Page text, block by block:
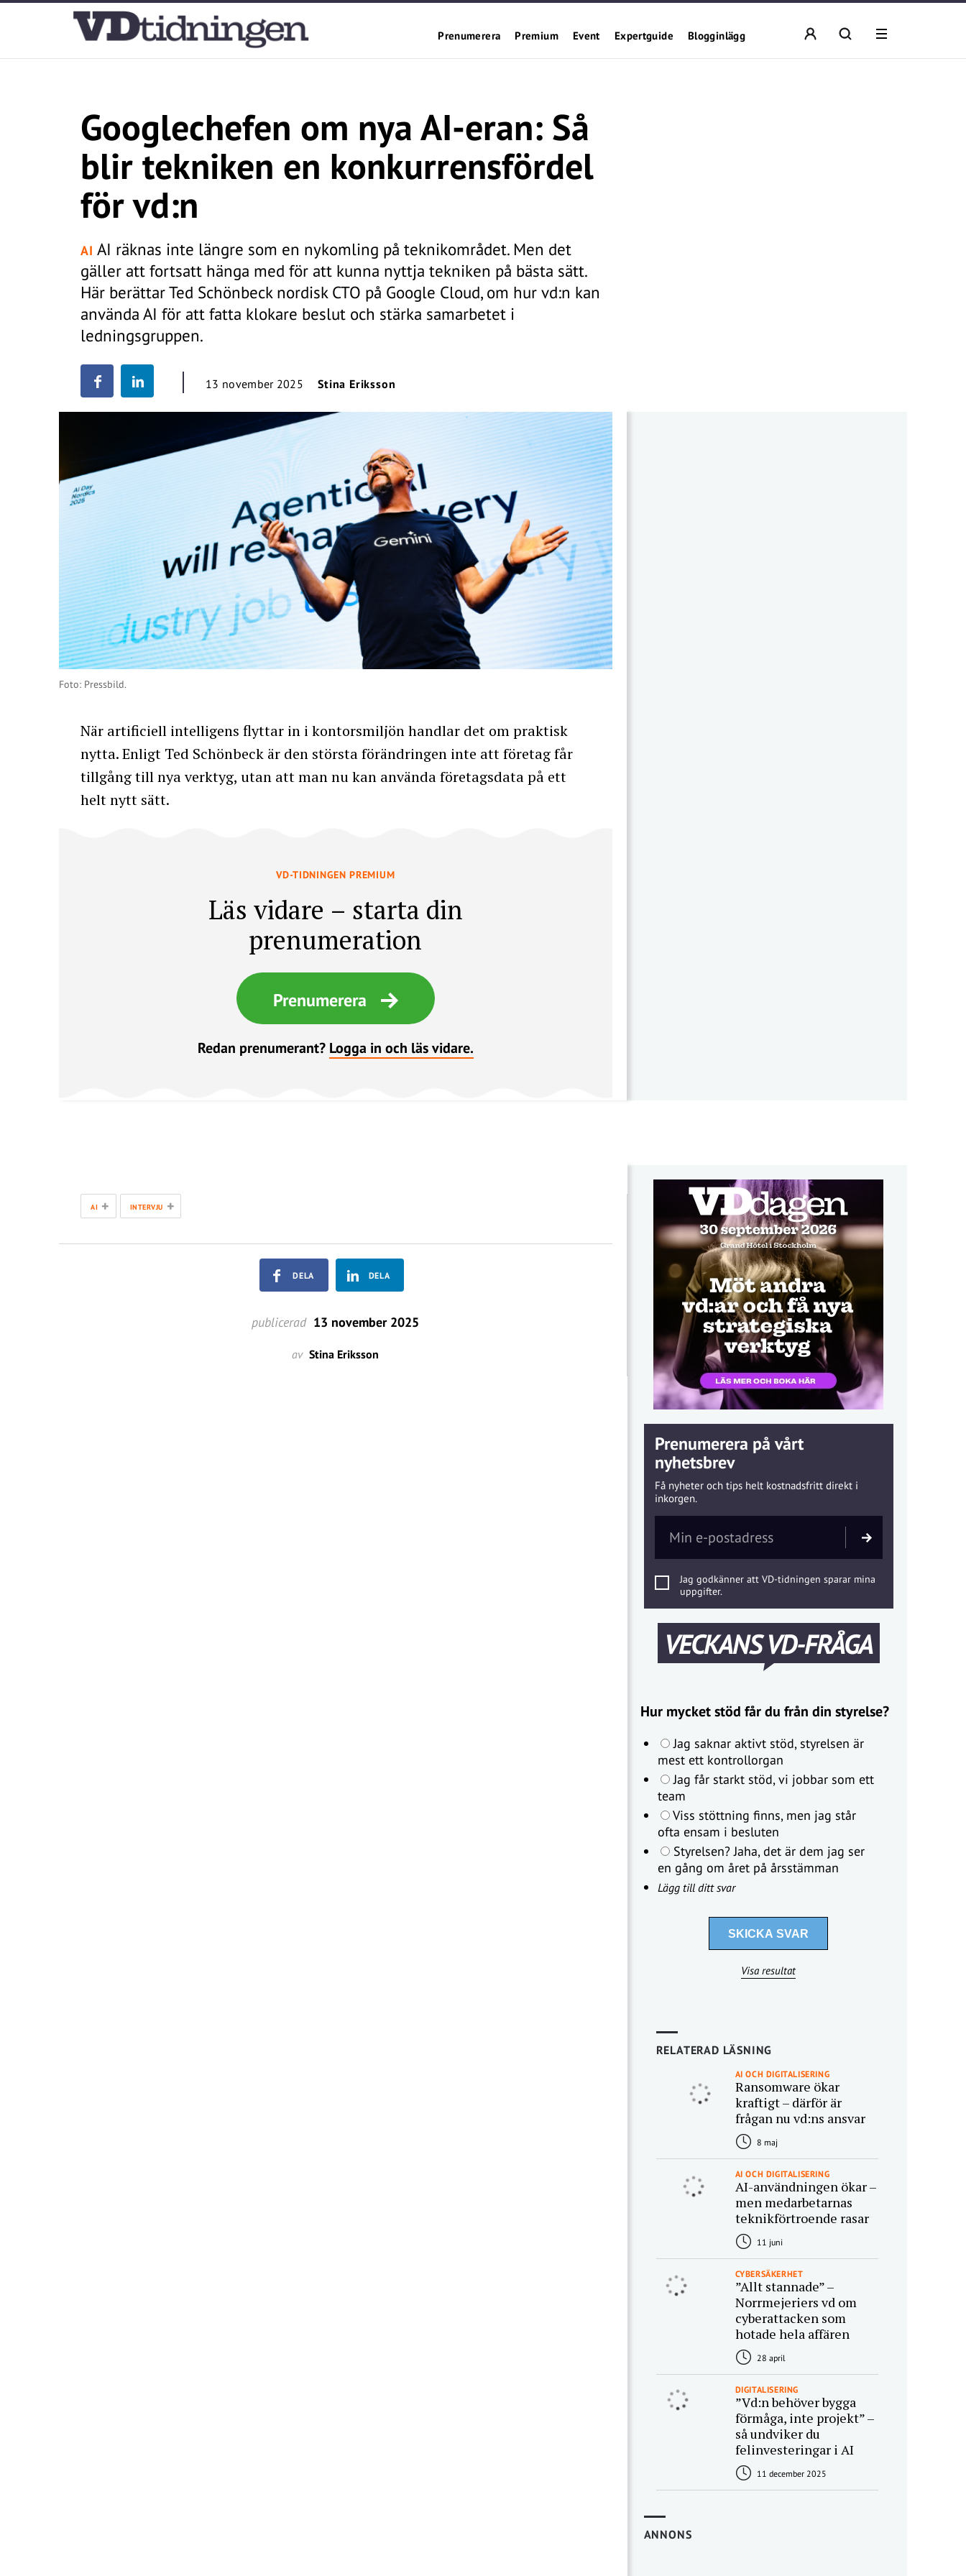
Prenumerera Premium Event Expertguide Blogginlägg
Googlechefen om nya AI-eran: Så
blir tekniken en konkurrensfördel
för vd:n
AI AI räknas inte längre som en nykomling på teknikområdet. Men det
gäller att fortsatt hänga med för att kunna nyttja tekniken på bästa sätt.
Här berättar Ted Schönbeck nordisk CTO på Google Cloud, om hur vd:n kan
använda AI för att fatta klokare beslut och stärka samarbetet i
ledningsgruppen.
13 november 2025 Stina Eriksson
Foto: Pressbild.
När artificiell intelligens flyttar in i kontorsmiljön handlar det om praktisk
nytta. Enligt Ted Schönbeck är den största förändringen inte att företag får
tillgång till nya verktyg, utan att man nu kan använda företagsdata på ett
helt nytt sätt.
VD-TIDNINGEN PREMIUM
Läs vidare – starta din
prenumeration
Prenumerera
Redan prenumerant? Logga in och läs vidare.
AI + INTERVJU +
DELA DELA
publicerad 13 november 2025
av Stina Eriksson
Prenumerera på vårt
nyhetsbrev
Få nyheter och tips helt kostnadsfritt direkt i
inkorgen.
Jag godkänner att VD-tidningen sparar mina
uppgifter.
VECKANS VD-FRÅGA
Hur mycket stöd får du från din styrelse?
Jag saknar aktivt stöd, styrelsen är
mest ett kontrollorgan
Jag får starkt stöd, vi jobbar som ett
team
Viss stöttning finns, men jag står
ofta ensam i besluten
Styrelsen? Jaha, det är dem jag ser
en gång om året på årsstämman
Lägg till ditt svar
Visa resultat
RELATERAD LÄSNING
AI OCH DIGITALISERING
Ransomware ökar
kraftigt – därför är
frågan nu vd:ns ansvar
8 maj
AI OCH DIGITALISERING
AI-användningen ökar –
men medarbetarnas
teknikförtroende rasar
11 juni
CYBERSÄKERHET
”Allt stannade” –
Norrmejeriers vd om
cyberattacken som
hotade hela affären
28 april
DIGITALISERING
”Vd:n behöver bygga
förmåga, inte projekt” –
så undviker du
felinvesteringar i AI
11 december 2025
ANNONS